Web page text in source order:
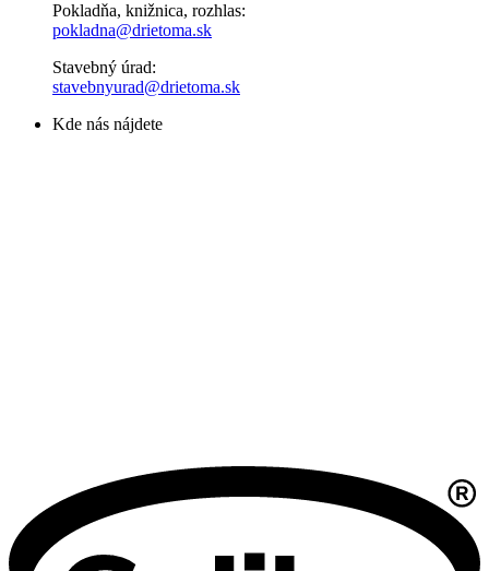
Pokladňa, knižnica, rozhlas:
pokladna@drietoma.sk
Stavebný úrad:
stavebnyurad@drietoma.sk
Kde nás nájdete